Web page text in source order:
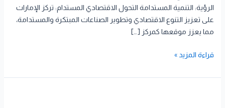
الرؤية: التنمية المستدامة التحول الاقتصادي المستدام: تركز الإمارات
على تعزيز التنوع الاقتصادي وتطوير الصناعات المبتكرة والمستدامة،
مما يعزز موقعها كمركز […]
قراءة المزيد »